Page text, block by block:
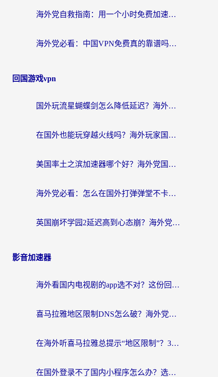
海外党自救指南：用一个小时免费加速器，轻松打破国内资源访问壁垒？
海外党必看：中国VPN免费真的靠谱吗？手把手教你选对回国加速器
回国游戏vpn
国外玩流星蝴蝶剑怎么降低延迟？海外党必看的加速秘籍（含欧洲鸣潮&彩虹岛优化攻略）
在国外也能玩穿越火线吗？海外玩家国服游戏畅玩终极指南
美国率土之滨加速器哪个好？海外党国服游戏畅玩终极指南（附多游戏解决方案）
海外党必看：怎么在国外打弹弹堂不卡？番茄加速器亲测指南
英国崩坏学园2延迟高到心态崩？海外党国服游戏加速终极指南
影音加速器
海外看国内电视剧的app选不对？这份回国加速器避坑指南帮你流畅追剧
喜马拉雅地区限制DNS怎么破？海外党听国内音乐听书的终极解决方案
在海外听喜马拉雅总提示“地区限制”？3步轻松解除+听国内音乐全攻略
在国外登录不了国内小程序怎么办？选对回国加速器，轻松解锁国内资源